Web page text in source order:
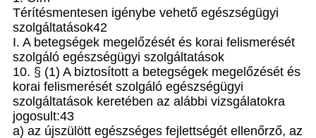
Térítésmentesen igénybe vehető egészségügyi
szolgáltatások42
I. A betegségek megelőzését és korai felismerését
szolgáló egészségügyi szolgáltatások
10. § (1) A biztosított a betegségek megelőzését és
korai felismerését szolgáló egészségügyi
szolgáltatások keretében az alábbi vizsgálatokra
jogosult:43
a) az újszülött egészséges fejlettségét ellenőrző, az